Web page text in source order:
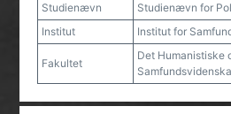
Studienævn
Studienævn for
Institut
Institut for
Fakultet
Det Humanistiske